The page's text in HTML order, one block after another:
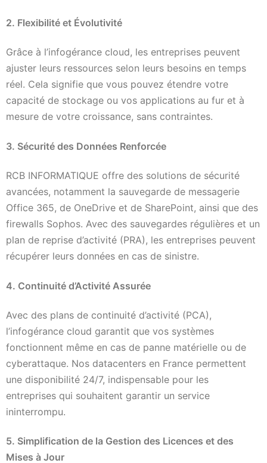
2. Flexibilité et Évolutivité
Grâce à l’infogérance cloud, les entreprises peuvent
ajuster leurs ressources selon leurs besoins en temps
réel. Cela signifie que vous pouvez étendre votre
capacité de stockage ou vos applications au fur et à
mesure de votre croissance, sans contraintes.
3. Sécurité des Données Renforcée
RCB INFORMATIQUE offre des solutions de sécurité
avancées, notamment la sauvegarde de messagerie
Office 365, de OneDrive et de SharePoint, ainsi que des
firewalls Sophos. Avec des sauvegardes régulières et un
plan de reprise d’activité (PRA), les entreprises peuvent
récupérer leurs données en cas de sinistre.
4. Continuité d’Activité Assurée
Avec des plans de continuité d’activité (PCA),
l’infogérance cloud garantit que vos systèmes
fonctionnent même en cas de panne matérielle ou de
cyberattaque. Nos datacenters en France permettent
une disponibilité 24/7, indispensable pour les
entreprises qui souhaitent garantir un service
ininterrompu.
5. Simplification de la Gestion des Licences et des
Mises à Jour